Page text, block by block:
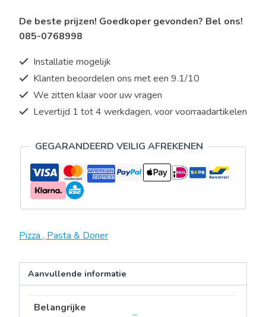
B800,
2x24L
De beste prijzen! Goedkoper gevonden? Bel ons!
085-0768998
Installatie mogelijk
Klanten beoordelen ons met een 9.1/10
We zitten klaar voor uw vragen
Levertijd 1 tot 4 werkdagen, voor voorraadartikelen
GEGARANDEERD VEILIG AFREKENEN
Pizza , Pasta & Doner
Aanvullende informatie
Belangrijke